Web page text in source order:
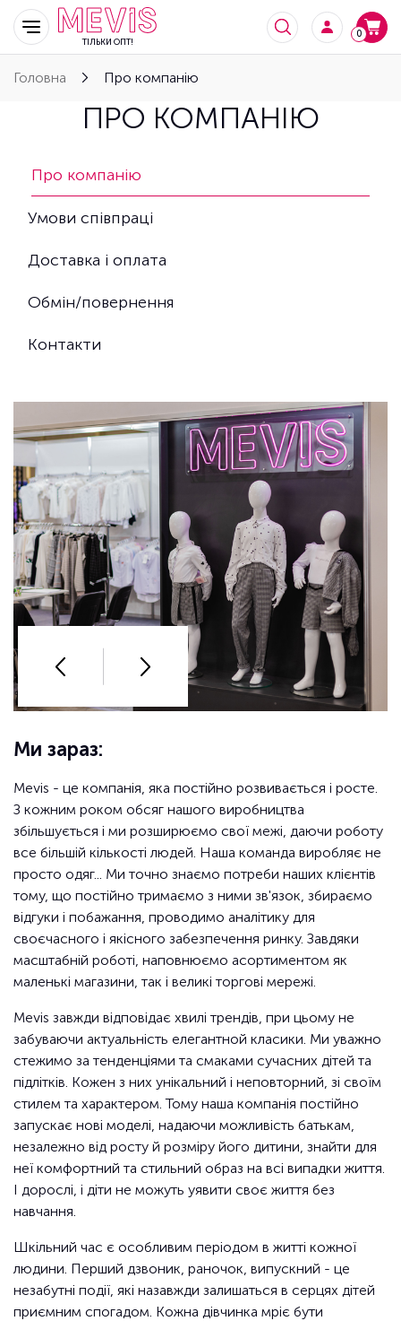
ТІЛЬКИ ОПТ!
0
Головна Про компанію
ПРО КОМПАНІЮ
Про компанію
Умови співпраці
Доставка і оплата
Обмін/повернення
Контакти
Ми зараз:
Mevis - це компанія, яка постійно розвивається і росте.
З кожним роком обсяг нашого виробництва
збільшується і ми розширюємо свої межі, даючи роботу
все більшій кількості людей. Наша команда виробляє не
просто одяг... Ми точно знаємо потреби наших клієнтів
тому, що постійно тримаємо з ними зв'язок, збираємо
відгуки і побажання, проводимо аналітику для
своєчасного і якісного забезпечення ринку. Завдяки
масштабній роботі, наповнюємо асортиментом як
маленькі магазини, так і великі торгові мережі.
Mevis завжди відповідає хвилі трендів, при цьому не
забуваючи актуальність елегантной класики. Ми уважно
стежимо за тенденціями та смаками сучасних дітей та
підлітків. Кожен з них унікальний і неповторний, зі своїм
стилем та характером. Тому наша компанія постійно
запускає нові моделі, надаючи можливість батькам,
незалежно від росту й розміру його дитини, знайти для
неї комфортний та стильний образ на всі випадки життя.
І дорослі, і діти не можуть уявити своє життя без
навчання.
Шкільний час є особливим періодом в житті кожної
людини. Перший дзвоник, раночок, випускний - це
незабутні події, які назавжди залишаться в серцях дітей
приємним спогадом. Кожна дівчинка мріє бути